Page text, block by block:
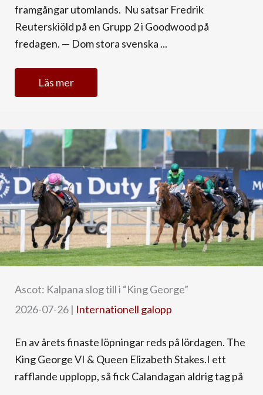
framgångar utomlands. Nu satsar Fredrik
Reuterskiöld på en Grupp 2 i Goodwood på
fredagen. — Dom stora svenska ...
Läs mer
Ascot: Kalpana slog till i “King George”
2026-07-26 | Internationell galopp
En av årets finaste löpningar reds på lördagen. The
King George VI & Queen Elizabeth Stakes.I ett
rafflande upplopp, så fick Calandagan aldrig tag på